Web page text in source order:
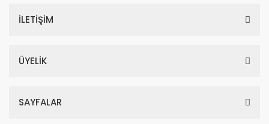
İLETİŞİM
ÜYELİK
SAYFALAR